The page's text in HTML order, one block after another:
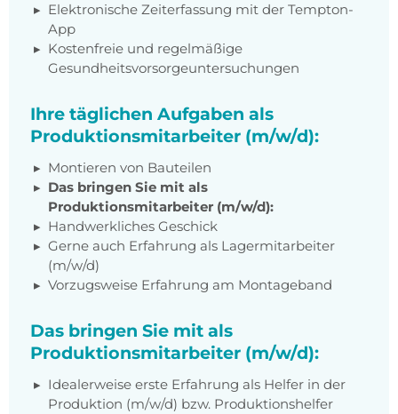
Elektronische Zeiterfassung mit der Tempton-
App
Kostenfreie und regelmäßige
Gesundheitsvorsorgeuntersuchungen
Ihre täglichen Aufgaben als
Produktionsmitarbeiter (m/w/d):
Montieren von Bauteilen
Das bringen Sie mit als
Produktionsmitarbeiter (m/w/d):
Handwerkliches Geschick
Gerne auch Erfahrung als Lagermitarbeiter
(m/w/d)
Vorzugsweise Erfahrung am Montageband
Das bringen Sie mit als
Produktionsmitarbeiter (m/w/d):
Idealerweise erste Erfahrung als Helfer in der
Produktion (m/w/d) bzw. Produktionshelfer